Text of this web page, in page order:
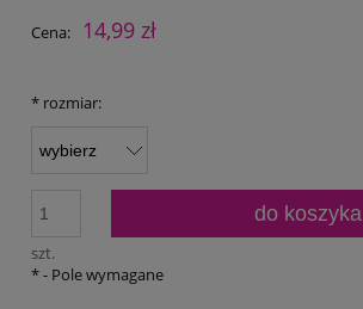
Cena: 14,99 zł
* rozmiar:
szt.
do koszyka
*- Pole wymagane